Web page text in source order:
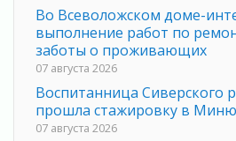
Во Всеволожском доме-
выполнение работ по
заботы о проживающих
07 августа 2026
Воспитанница Сиверского
прошла стажировку в
07 августа 2026